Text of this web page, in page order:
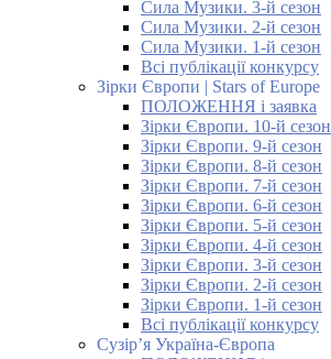
Сила Музики. 3-й сезон
Сила Музики. 2-й сезон
Сила Музики. 1-й сезон
Всі публікації конкурсу
Зірки Європи | Stars of Europe
ПОЛОЖЕННЯ і заявка
Зірки Європи. 10-й сезон
Зірки Європи. 9-й сезон
Зірки Європи. 8-й сезон
Зірки Європи. 7-й сезон
Зірки Європи. 6-й сезон
Зірки Європи. 5-й сезон
Зірки Європи. 4-й сезон
Зірки Європи. 3-й сезон
Зірки Європи. 2-й сезон
Зірки Європи. 1-й сезон
Всі публікації конкурсу
Сузір’я Україна-Європа